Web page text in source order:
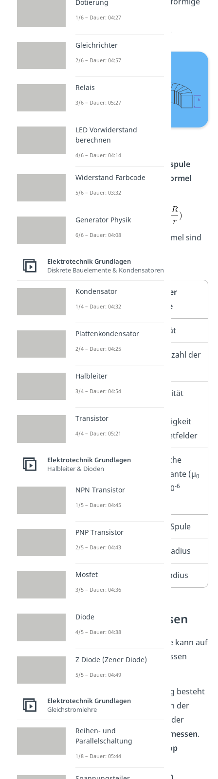
Spule, die auch manchmal
Ringspule
kannst du mit folgender
Formel
berechnen:
Die Variablen in dieser Formel sind
Zylinderspule:
Buchstabe
Größe oder
Konstante
L Induktivität
Windungszahl der
µ
Permeabilität
Durchlässigkeit
für Magnetfelder
µ0
Magnetische
Feldkonstante (µ0
≈ 1,257 ⋅ 10-6
Höhe der Spule
R Äußerer Radius
r Innerer Radius
Induktivität messen
Die Induktivität einer Spule kann auf
verschiedene Arten gemessen
werden.
Eine Methode zur Messung besteht
darin,Stromänderungen
in der
Spule in Abhängigkeit von der
angelegten Spannung
messen.
Hierzu kann ein
Oszilloskop
verwendet werden. Durch
Betrachtung der
zeitlichen
Dotierung
1/6 – Dauer: 04:27
Gleichrichter
2/6 – Dauer: 04:57
Relais
3/6 – Dauer: 05:27
LED Vorwiderstand
berechnen
4/6 – Dauer: 04:14
Widerstand Farbcode
5/6 – Dauer: 03:32
Generator Physik
6/6 – Dauer: 04:08
Elektrotechnik Grundlagen
Diskrete Bauelemente & Kondensatoren
Kondensator
1/4 – Dauer: 04:32
Plattenkondensator
2/4 – Dauer: 04:25
Halbleiter
3/4 – Dauer: 04:54
Transistor
4/4 – Dauer: 05:21
Elektrotechnik Grundlagen
Halbleiter & Dioden
NPN Transistor
1/5 – Dauer: 04:45
PNP Transistor
2/5 – Dauer: 04:43
Mosfet
3/5 – Dauer: 04:36
Diode
4/5 – Dauer: 04:38
Z Diode (Zener Diode)
5/5 – Dauer: 04:49
Elektrotechnik Grundlagen
Gleichstromlehre
Reihen- und
Parallelschaltung
1/8 – Dauer: 05:44